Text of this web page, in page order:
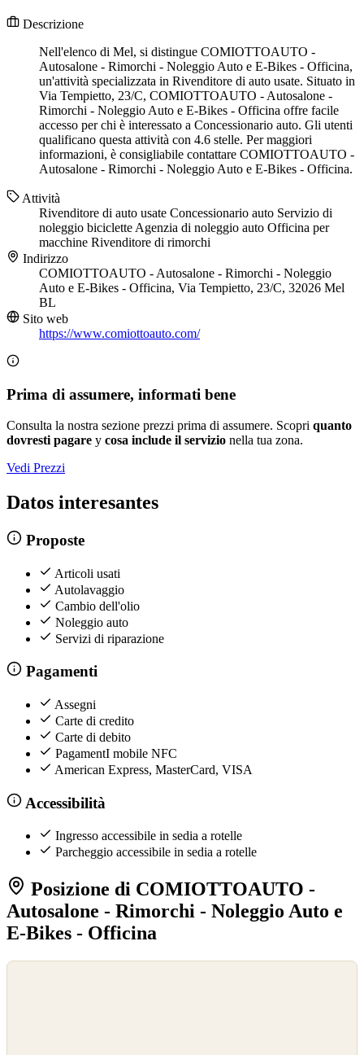
Descrizione
Nell'elenco di Mel, si distingue COMIOTTOAUTO -
Autosalone - Rimorchi - Noleggio Auto e E-Bikes - Officina,
un'attività specializzata in Rivenditore di auto usate. Situato in
Via Tempietto, 23/C, COMIOTTOAUTO - Autosalone -
Rimorchi - Noleggio Auto e E-Bikes - Officina offre facile
accesso per chi è interessato a Concessionario auto. Gli utenti
qualificano questa attività con 4.6 stelle. Per maggiori
informazioni, è consigliabile contattare COMIOTTOAUTO -
Autosalone - Rimorchi - Noleggio Auto e E-Bikes - Officina.
Attività
Rivenditore di auto usate Concessionario auto Servizio di
noleggio biciclette Agenzia di noleggio auto Officina per
macchine Rivenditore di rimorchi
Indirizzo
COMIOTTOAUTO - Autosalone - Rimorchi - Noleggio
Auto e E-Bikes - Officina, Via Tempietto, 23/C, 32026 Mel
BL
Sito web
https://www.comiottoauto.com/
Prima di assumere, informati bene
Consulta la nostra sezione prezzi prima di assumere. Scopri quanto
dovresti pagare y cosa include il servizio nella tua zona.
Vedi Prezzi
Datos interesantes
Proposte
Articoli usati
Autolavaggio
Cambio dell'olio
Noleggio auto
Servizi di riparazione
Pagamenti
Assegni
Carte di credito
Carte di debito
PagamentI mobile NFC
American Express, MasterCard, VISA
Accessibilità
Ingresso accessibile in sedia a rotelle
Parcheggio accessibile in sedia a rotelle
Posizione di COMIOTTOAUTO -
Autosalone - Rimorchi - Noleggio Auto e
E-Bikes - Officina